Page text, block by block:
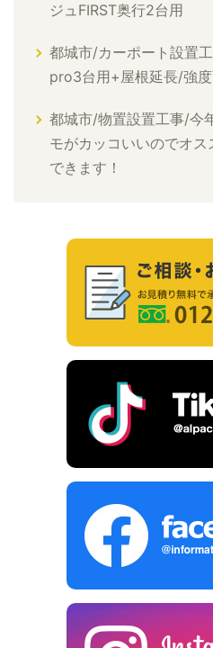
ジュFIRST奥行2台用
都城市/カーポート設置
pro3台用+屋根延長/強度
都城市/物置設置工事/今
モがカッコいいのでオ
できます！